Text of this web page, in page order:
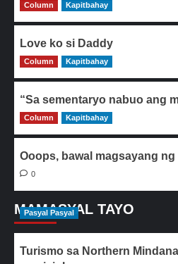
0
Column Kapitbahay
Love ko si Daddy
0
Column Kapitbahay
“Sa sementaryo nabuo ang
0
Column Kapitbahay
Ooops, bawal magsayang
0
MAMASYAL TAYO
Pasyal Pasyal
Turismo sa Northern